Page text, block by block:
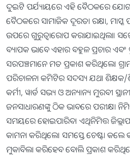
ଦୁଇଟି ପର୍ଯ୍ୟାୟରେ ଏହି ବୈଠକରେ ଯୋଗ
ବୈଠକରେ ସାମାଜିକ ଦୂରତା ରକ୍ଷା, ମାସ୍କ
ଉପରେ ଗୁରୁତ୍ୱାରୋପ କରାଯାଇଥିଲା।
ବ୍ୟାପକ ଭାବେ ଏହାର ବହୁଳ ପ୍ରଚାର ଏବଂ
ସରପଞ୍ଚମାନେ ମତ ପ୍ରକାଶ କରିଥିଲେ।
ପରିଚାଳନା କମିଟିର ସଦସ୍ୟ ଯଥା ଶିକ୍ଷକ/
କର୍ମୀ, ୱାର୍ଡ ସଭ୍ୟ ଓ ଅନ୍ୟାନ୍ୟ ମୁରବୀ
ଜନସାଧାରଣଙ୍କୁ ଠିକ ଭାବରେ ପରୀକ୍ଷା
ସମୟରେ ହୋଇପାରିବ। ଏଥିନିମିତ୍ତ
କାମନା କରିଥିଲେ। ସମସ୍ତେ ଚେଷ୍ଟା
ମୁକାବିଲା କରିହେବ ବୋଲି ପ୍ରକାଶ